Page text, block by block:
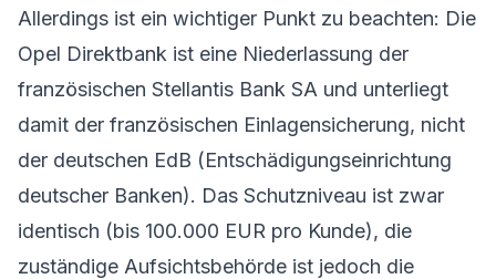
Allerdings ist ein wichtiger Punkt zu beachten: Die
Opel Direktbank ist eine Niederlassung der
französischen Stellantis Bank SA und unterliegt
damit der französischen Einlagensicherung, nicht
der deutschen EdB (Entschädigungseinrichtung
deutscher Banken). Das Schutzniveau ist zwar
identisch (bis 100.000 EUR pro Kunde), die
zuständige Aufsichtsbehörde ist jedoch die